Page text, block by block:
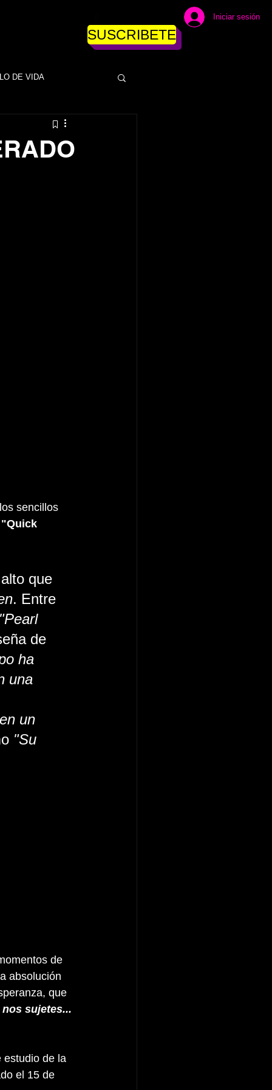
SUSCRIBETE
Iniciar sesión
DE VIDA
sencillos
"Quick
que
. Entre
de
ha
una
un
"Su
de
absolución
que
sujetes...
de la
el 15 de